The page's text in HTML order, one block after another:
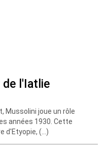
de l'Iatlie
Mussolini joue un rôle
années 1930. Cette
d'Etyopie, (…)